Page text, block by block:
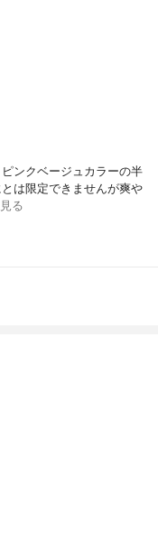
ンクベージュカラーの半
は限定できませんが爽や
る